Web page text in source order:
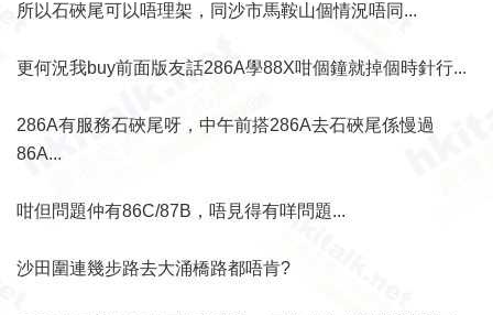
所以石硤尾可以唔理架，同沙市馬鞍山個情況唔同...
更何況我buy前面版友話286A學88X咁個鐘就掉個時針行...
286A有服務石硤尾呀，中午前搭286A去石硤尾係慢過
86A...
咁但問題仲有86C/87B，唔見得有咩問題...
沙田圍連幾步路去大涌橋路都唔肯?